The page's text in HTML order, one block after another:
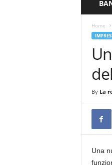
V
d
Home
By La
Una